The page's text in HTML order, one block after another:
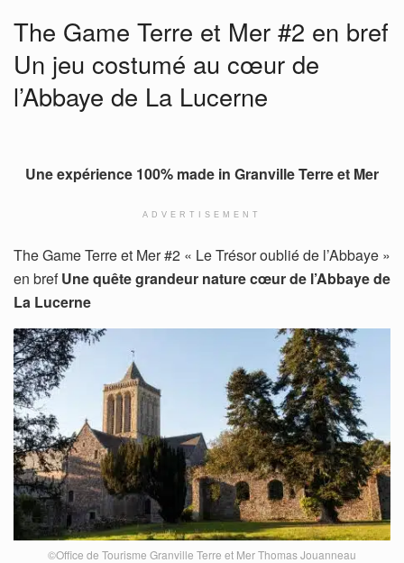
The Game Terre et Mer #2 en bref
Un jeu costumé au cœur de
l’Abbaye de La Lucerne
Une expérience 100% made in Granville Terre et Mer
ADVERTISEMENT
The Game Terre et Mer #2 « Le Trésor oublié de l’Abbaye »
en brefUne quête grandeur nature cœur de l’Abbaye de
La Lucerne
©Office de Tourisme Granville Terre et Mer Thomas Jouanneau